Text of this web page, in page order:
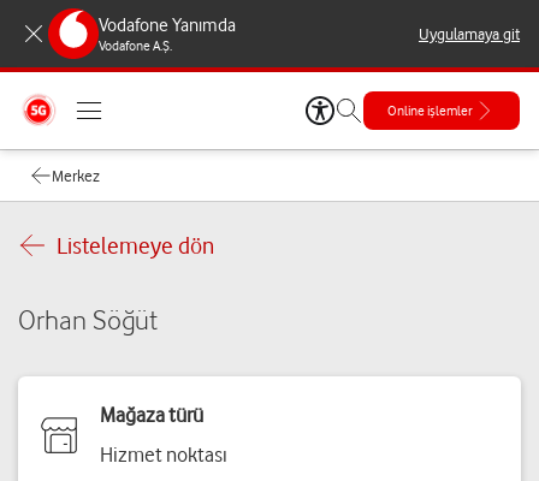
Vodafone Yanımda
Vodafone A.Ş.
Uygulamaya git
Online işlemler
Merkez
Listelemeye dön
Orhan Söğüt
Mağaza türü
Hizmet noktası